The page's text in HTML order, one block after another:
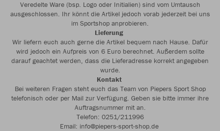
Veredelte Ware (bsp. Logo oder Initialien) sind vom Umtausch
ausgeschlossen. Ihr könnt die Artikel jedoch vorab jederzeit bei uns
im Sportshop anprobieren.
Lieferung
Wir liefern euch auch gerne die Artikel bequem nach Hause. Dafür
wird jedoch ein Aufpreis von 6 Euro berechnet. Außerdem sollte
darauf geachtet werden, dass die Lieferadresse korrekt angegeben
wurde.
Kontakt
Bei weiteren Fragen steht euch das Team von Piepers Sport Shop
telefonisch oder per Mail zur Verfügung. Geben sie bitte immer ihre
Auftragsnummer mit an.
Telefon: 0251/211996
Email: info@piepers-sport-shop.de